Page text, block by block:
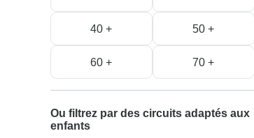
40 + 50 +
60 + 70 +
Ou filtrez par des circuits adaptés aux
enfants